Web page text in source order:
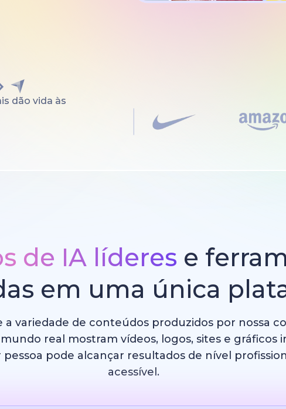
dão vida às
de IA líderes e
em uma única
a variedade de conteúdos produzidos por nossa
real mostram vídeos, logos, sites e gráficos
pode alcançar resultados de nível
acessível.